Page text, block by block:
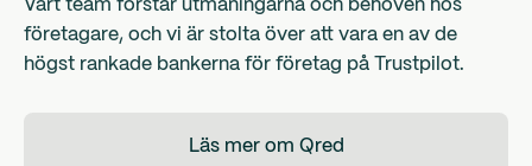
Vårt team förstår utmaningarna och behoven hos
företagare, och vi är stolta över att vara en av de
högst rankade bankerna för företag på Trustpilot.
Läs mer om Qred